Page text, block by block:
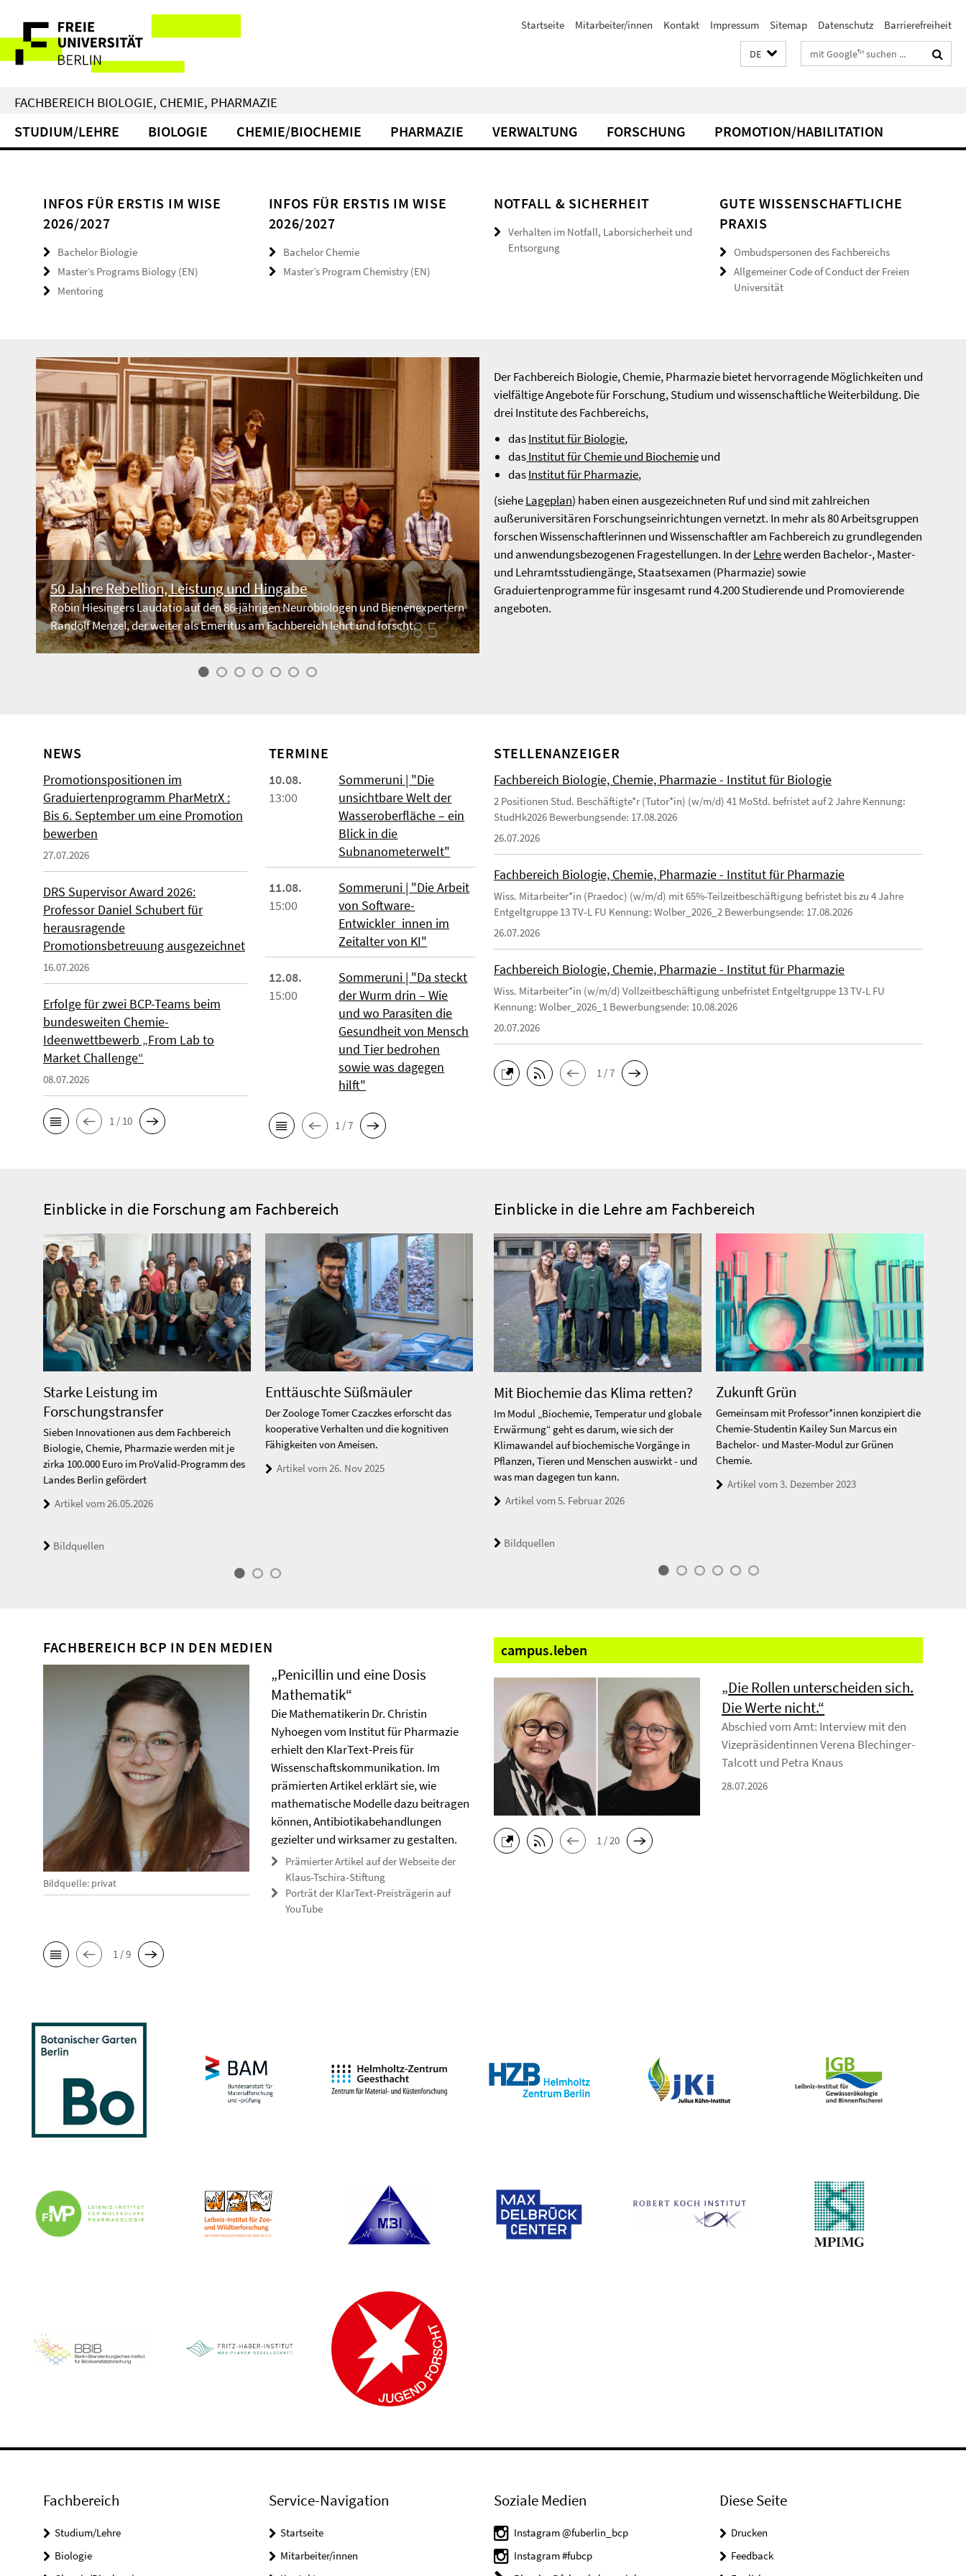
direkt
Inhalt
Service-
Navigation
Startseite Mitarbeiter/innen Kontakt Impressum Sitemap Datenschutz Barrierefreiheit
DE Suchbegriffe
FACHBEREICH BIOLOGIE, CHEMIE, PHARMAZIE
STUDIUM/LEHRE BIOLOGIE CHEMIE/BIOCHEMIE PHARMAZIE VERWALTUNG FORSCHUNG PROMOTION/HABILITATION
INFOS FÜR ERSTIS IM WISE
2026/2027
Bachelor Biologie
Master’s Programs Biology (EN)
Mentoring
INFOS FÜR ERSTIS IM WISE
2026/2027
Bachelor Chemie
Master’s Program Chemistry (EN)
NOTFALL & SICHERHEIT
Verhalten im Notfall, Laborsicherheit und
Entsorgung
GUTE WISSENSCHAFTLICHE
PRAXIS
Ombudspersonen des Fachbereichs
Allgemeiner Code of Conduct der Freien
Universität
50 Jahre Rebellion, Leistung und Hingabe
Robin Hiesingers Laudatio auf den 86-jährigen Neurobiologen und Bienenexpertern
Randolf Menzel, der weiter als Emeritus am Fachbereich lehrt und forscht.
Der Fachbereich Biologie, Chemie, Pharmazie bietet hervorragende Möglichkeiten und
vielfältige Angebote für Forschung, Studium und wissenschaftliche Weiterbildung. Die
drei Institute des Fachbereichs,
dasInstitut für Biologie,
dasInstitut für Chemie und Biochemieund
dasInstitut für Pharmazie,
(sieheLageplan) haben einen ausgezeichneten Ruf und sind mit zahlreichen
außeruniversitären Forschungseinrichtungen vernetzt. In mehr als 80 Arbeitsgruppen
forschen Wissenschaftlerinnen und Wissenschaftler am Fachbereich zu grundlegenden
und anwendungsbezogenen Fragestellungen. In derLehrewerden Bachelor-, Master-
und Lehramtsstudiengänge, Staatsexamen (Pharmazie) sowie
Graduiertenprogramme für insgesamt rund 4.200 Studierende und Promovierende
angeboten.
NEWS
Promotionspositionen im
Graduiertenprogramm PharMetrX :
Bis 6. September um eine Promotion
bewerben
27.07.2026
DRS Supervisor Award 2026:
Professor Daniel Schubert für
herausragende
Promotionsbetreuung ausgezeichnet
16.07.2026
Erfolge für zwei BCP-Teams beim
bundesweiten Chemie-
Ideenwettbewerb „From Lab to
Market Challenge“
08.07.2026
1 / 10
TERMINE
10.08.
13:00
Sommeruni | "Die
unsichtbare Welt der
Wasseroberfläche – ein
Blick in die
Subnanometerwelt"
11.08.
15:00
Sommeruni | "Die Arbeit
von Software-
Entwickler_innen im
Zeitalter von KI"
12.08.
15:00
Sommeruni | "Da steckt
der Wurm drin – Wie
und wo Parasiten die
Gesundheit von Mensch
und Tier bedrohen
sowie was dagegen
hilft"
1 / 7
STELLENANZEIGER
Fachbereich Biologie, Chemie, Pharmazie - Institut für Biologie
2 Positionen Stud. Beschäftigte*r (Tutor*in) (w/m/d) 41 MoStd. befristet auf 2 Jahre Kennung:
StudHk2026 Bewerbungsende: 17.08.2026
26.07.2026
Fachbereich Biologie, Chemie, Pharmazie - Institut für Pharmazie
Wiss. Mitarbeiter*in (Praedoc) (w/m/d) mit 65%-Teilzeitbeschäftigung befristet bis zu 4 Jahre
Entgeltgruppe 13 TV-L FU Kennung: Wolber_2026_2 Bewerbungsende: 17.08.2026
26.07.2026
Fachbereich Biologie, Chemie, Pharmazie - Institut für Pharmazie
Wiss. Mitarbeiter*in (w/m/d) Vollzeitbeschäftigung unbefristet Entgeltgruppe 13 TV-L FU
Kennung: Wolber_2026_1 Bewerbungsende: 10.08.2026
20.07.2026
1 / 7
Einblicke in die Forschung am Fachbereich
Starke Leistung im
Forschungstransfer
Sieben Innovationen aus dem Fachbereich
Biologie, Chemie, Pharmazie werden mit je
zirka 100.000 Euro im ProValid-Programm des
Landes Berlin gefördert
Artikel vom 26.05.2026
Enttäuschte Süßmäuler
Der Zoologe Tomer Czaczkes erforscht das
kooperative Verhalten und die kognitiven
Fähigkeiten von Ameisen.
Artikel vom 26. Nov 2025
Großes Gerät für kleinste Details
Drei neue Hightech-Großgeräte treiben die
naturwissenschaftliche Forschung voran und
ermöglichen eine nie gekannte Detailschärfe.
Artikel vom 29. Nov 2025
Chemie im Kreislauf denken
Das interdisziplinäres Forschungszentrum
CSR|Berlin entwickelt Ideen und Methoden für
nachhaltige Ressourcennutzung
Artikel vom 14. April 2025
Bildquellen
Einblicke in die Lehre am Fachbereich
Mit Biochemie das Klima retten?
Im Modul „Biochemie, Temperatur und globale
Erwärmung“ geht es darum, wie sich der
Klimawandel auf biochemische Vorgänge in
Pflanzen, Tieren und Menschen auswirkt - und
was man dagegen tun kann.
Artikel vom 5. Februar 2026
Zukunft Grün
Gemeinsam mit Professor*innen konzipiert die
Chemie-Studentin Kailey Sun Marcus ein
Bachelor- und Master-Modul zur Grünen
Chemie.
Artikel vom 3. Dezember 2023
Bildquellen
FACHBEREICH BCP IN DEN MEDIEN
Bildquelle: privat
„Penicillin und eine Dosis
Mathematik“
Die Mathematikerin Dr. Christin
Nyhoegen vom Institut für Pharmazie
erhielt den KlarText-Preis für
Wissenschaftskommunikation. Im
prämierten Artikel erklärt sie, wie
mathematische Modelle dazu beitragen
können, Antibiotikabehandlungen
gezielter und wirksamer zu gestalten.
Prämierter Artikel auf der Webseite der
Klaus-Tschira-Stiftung
Porträt der KlarText-Preisträgerin auf
YouTube
1 / 9
campus.leben
„Die Rollen unterscheiden sich.
Die Werte nicht.“
Abschied vom Amt: Interview mit den
Vizepräsidentinnen Verena Blechinger-
Talcott und Petra Knaus
28.07.2026
1 / 20
Fachbereich
Studium/Lehre
Biologie
Service-Navigation
Startseite
Mitarbeiter/innen
Soziale Medien
Instagram @fuberlin_bcp
Instagram #fubcp
Diese Seite
Drucken
Feedback